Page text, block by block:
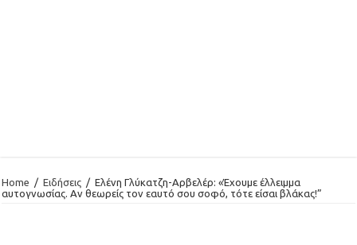
Home / Ειδήσεις / Ελένη Γλύκατζη-Αρβελέρ: «Έχουμε έλλειμμα
αυτογνωσίας. Αν θεωρείς τον εαυτό σου σοφό, τότε είσαι βλάκας!”